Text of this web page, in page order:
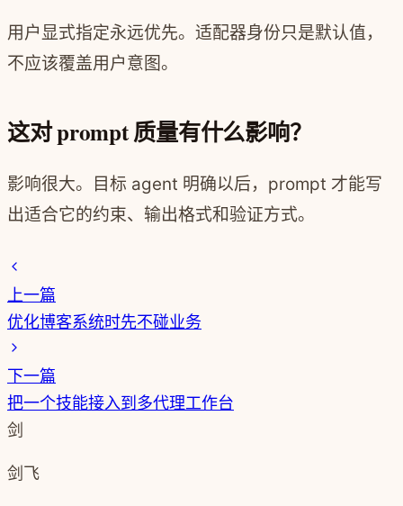
用户显式指定永远优先。适配器身份只是默认值，
不应该覆盖用户意图。
这对 prompt 质量有什么影响？
影响很大。目标 agent 明确以后，prompt 才能写
出适合它的约束、输出格式和验证方式。
上一篇
优化博客系统时先不碰业务
下一篇
把一个技能接入到多代理工作台
剑
剑飞